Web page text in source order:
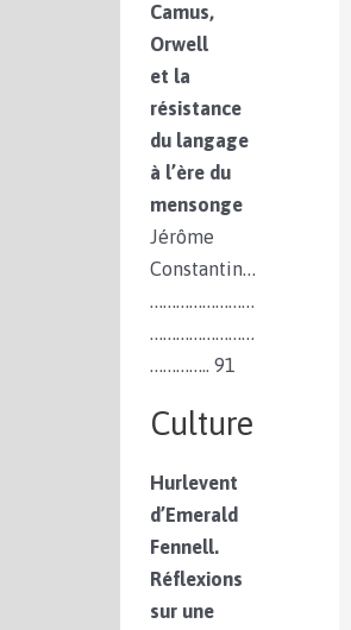
Camus,
Orwell
et la
résistance
du langage
à l’ère du
mensonge
Jérôme
Constantin…
……………………
……………………
………….. 91
Culture
Hurlevent
d’Emerald
Fennell.
Réflexions
sur une